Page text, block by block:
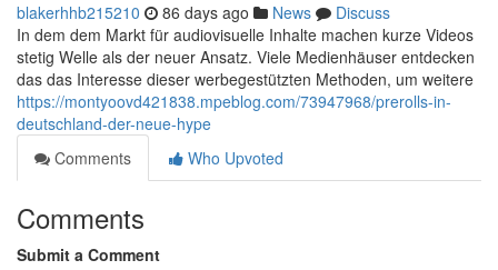
blakerhhb215210 86 days ago News
Discuss
In dem dem Markt für audiovisuelle Inhalte machen kurze Videos
stetig Welle als der neuer Ansatz. Viele Medienhäuser entdecken
das das Interesse dieser werbegestützten Methoden, um weitere
https://montyoovd421838.mpeblog.com/73947968/prerolls-in-
deutschland-der-neue-hype
Comments
Who Upvoted
Comments
Submit a Comment